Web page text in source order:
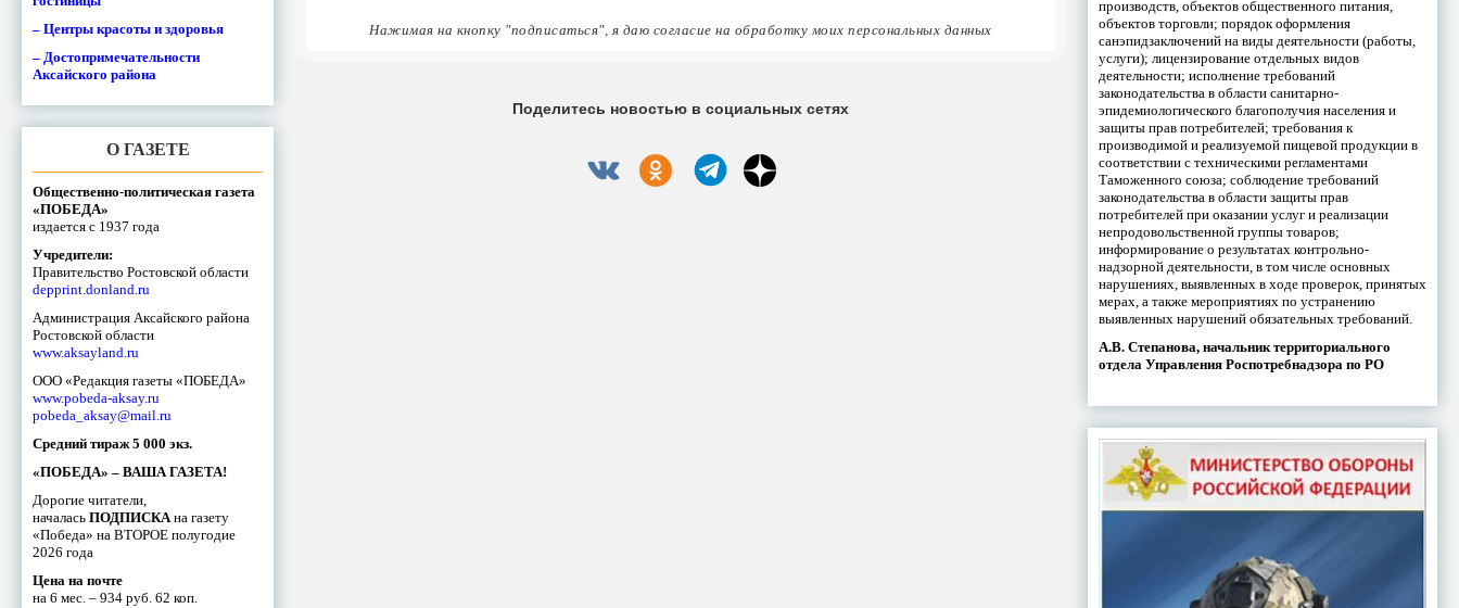
– Центры красоты и здоровья
– Достопримечательности
Аксайского района
О ГАЗЕТЕ
Общественно-политическая газета
«ПОБЕДА»
издается с 1937 года
Учредители:
Правительство Ростовской области
depprint.donland.ru
Администрация Аксайского района
Ростовской области
www.aksayland.ru
ООО «Редакция газеты «ПОБЕДА»
www.pobeda-aksay.ru
pobeda_aksay@mail.ru
Средний тираж 5 000 экз.
«ПОБЕДА» – ВАША ГАЗЕТА!
Дорогие читатели,
началась ПОДПИСКАна газету
«Победа» на ВТОРОЕ полугодие
2026 года
Цена на почте
на 6 мес. – 934 руб. 62 коп.
Нажимая на кнопку "подписаться", я даю согласие на обработку моих персональных данных
Поделитесь новостью в социальных сетях
производств, объектов общественного питания,
объектов торговли; порядок оформления
санэпидзаключений на виды деятельности (работы,
услуги); лицензирование отдельных видов
деятельности; исполнение требований
законодательства в области санитарно-
эпидемиологического благополучия населения и
защиты прав потребителей; требования к
производимой и реализуемой пищевой продукции в
соответствии с техническими регламентами
Таможенного союза; соблюдение требований
законодательства в области защиты прав
потребителей при оказании услуг и реализации
непродовольственной группы товаров;
информирование о результатах контрольно-
надзорной деятельности, в том числе основных
нарушениях, выявленных в ходе проверок, принятых
мерах, а также мероприятиях по устранению
выявленных нарушений обязательных требований.
А.В. Степанова, начальник территориального
отдела Управления Роспотребнадзора по РО